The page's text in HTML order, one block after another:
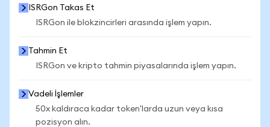
ISRGon Takas Et
ISRGon ile blokzincirleri arasında işlem yapın.
Tahmin Et
ISRGon ve kripto tahmin piyasalarında işlem yapın.
Vadeli İşlemler
50x kaldıraca kadar token'larda uzun veya kısa
pozisyon alın.